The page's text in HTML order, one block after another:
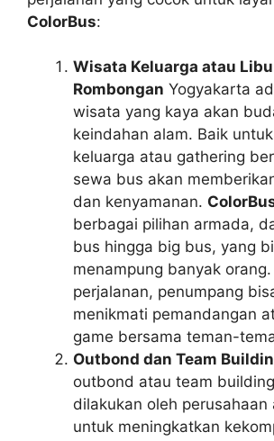
ColorBus:
Wisata Keluarga atau
Rombongan Yogyakarta
wisata yang kaya akan
keindahan alam. Baik
keluarga atau gathering
sewa bus akan
dan kenyamanan.
berbagai pilihan armada,
bus hingga big bus, yang
menampung banyak
perjalanan, penumpang
menikmati pemandangan
game bersama teman-
Outbond dan Team
outbond atau team
dilakukan oleh perusahaan
untuk meningkatkan